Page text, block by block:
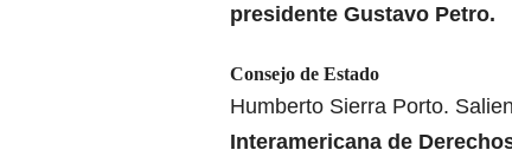
presidente Gustavo Petro.
Consejo de Estado
Humberto Sierra Porto.
Interamericana de